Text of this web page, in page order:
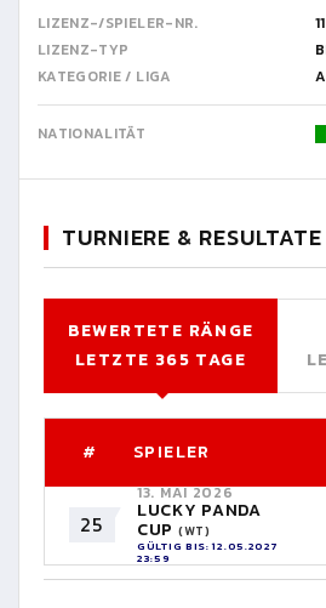
LIZENZ-/SPIELER-NR.
LIZENZ-TYP
KATEGORIE / LIGA
NATIONALITÄT
TURNIERE & RESULTATE
BEWERTETE RÄNGE
LETZTE 365 TAGE
# SPIELER
25
13. MAI 2026
LUCKY PANDA
CUP (WT)
GÜLTIG BIS: 12.05.2027
23:59